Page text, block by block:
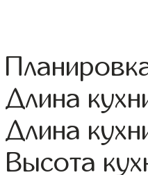
Длина
Длина
Высота